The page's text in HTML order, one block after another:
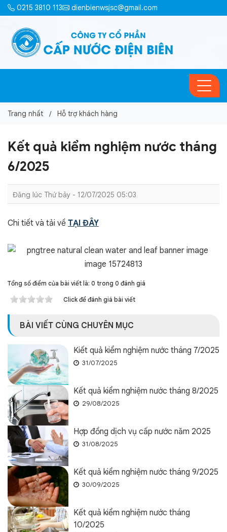
0215 3810 113 dienbienwsjsc@gmail.com
Trang nhất Hỗ trợ khách hàng
Kết quả kiểm nghiệm nước tháng
6/2025
Đăng lúc Thứ bảy - 12/07/2025 05:03
Chi tiết và tải về TẠI ĐÂY
Tổng số điểm của bài viết là: 0 trong 0 đánh giá
Click để đánh giá bài viết
BÀI VIẾT CÙNG CHUYÊN MỤC
Kiết quả kiểm nghiệm nước tháng 7/2025
31/07/2025
Kết quả kiểm nghiệm nước tháng 8/2025
29/08/2025
Hợp đồng dịch vụ cấp nước năm 2025
31/08/2025
Kết quả kiểm nghiệm nước tháng 9/2025
30/09/2025
Kết quả kiểm nghiệm nước tháng
10/2025